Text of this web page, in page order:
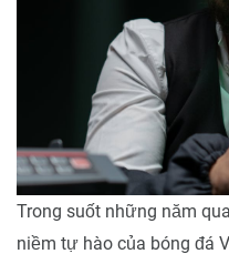
Trong suốt những năm
niềm tự hào của bóng đá